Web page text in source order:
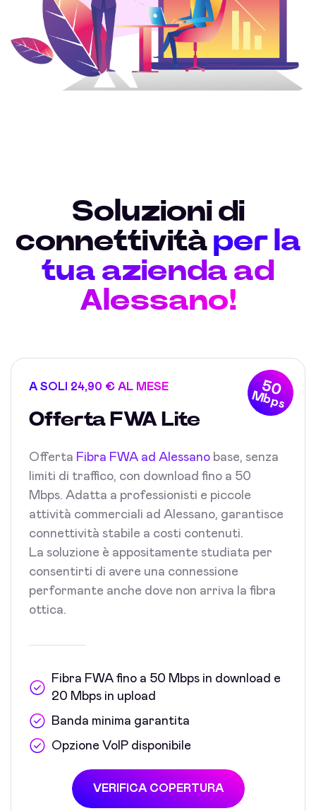
Soluzioni di
connettività per la
tua azienda ad
Alessano!
50
Mbps
A SOLI 24,90 € AL MESE
Offerta FWA Lite
Offerta Fibra FWA ad Alessano base, senza
limiti di traffico, con download fino a 50
Mbps. Adatta a professionisti e piccole
attività commerciali ad Alessano, garantisce
connettività stabile a costi contenuti.
La soluzione è appositamente studiata per
consentirti di avere una connessione
performante anche dove non arriva la fibra
ottica.
Fibra FWA fino a 50 Mbps in download e
20 Mbps in upload
Banda minima garantita
Opzione VoIP disponibile
VERIFICA COPERTURA